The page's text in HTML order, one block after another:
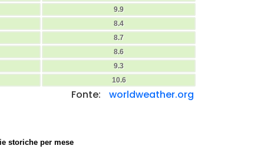
9.9
8.4
8.7
8.6
9.3
10.6
Fonte: worldweather.org
storiche per mese